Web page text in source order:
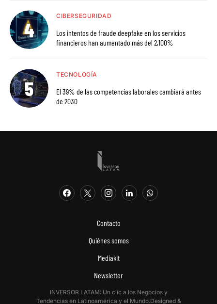
CIBERSEGURIDAD
Los intentos de fraude deepfake en los servicios
financieros han aumentado más del 2,100%
TECNOLOGÍA
El 39% de las competencias laborales cambiará antes
de 2030
Contacto
Quiénes somos
Mediakit
Newsletter
INVERSOR LATAM: Un clic a los Negocios y
Tendencias en Latinoamérica y el Mundo.Designed &